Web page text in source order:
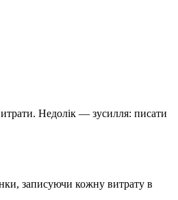
Недолік — зусилля: писати
записуючи кожну витрату в